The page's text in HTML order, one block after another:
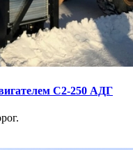
С2-250 АДГ